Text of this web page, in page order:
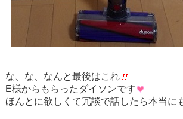
な、な、なんと最後はこれ
E様からもらったダイソンです
ほんとに欲しくて冗談で話したら本当に